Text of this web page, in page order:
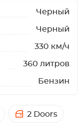
Черный
Черный
330 км/ч
360 литров
Бензин
2 Doors